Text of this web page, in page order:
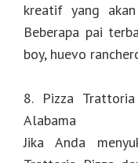
kreatif yang
Beberapa pai
boy, huevo
8. Pizza
Alabama
Jika Anda